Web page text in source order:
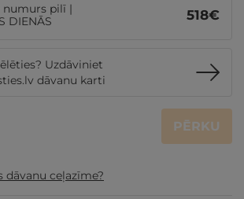
numurs pilī |
DIENĀS
518€
Uzdāviniet
dāvanu karti
PĒRKU
dāvanu ceļazīme?